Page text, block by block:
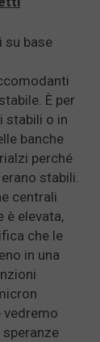
su base
È per
stabili o in
banche
perché
stabili.
centrali
è elevata,
che le
in una
vedremo